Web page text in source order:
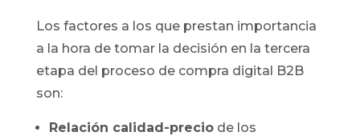
Los factores a los que prestan importancia
a la hora de tomar la decisión en la tercera
etapa del proceso de compra digital B2B
son:
Relación calidad-preciode los